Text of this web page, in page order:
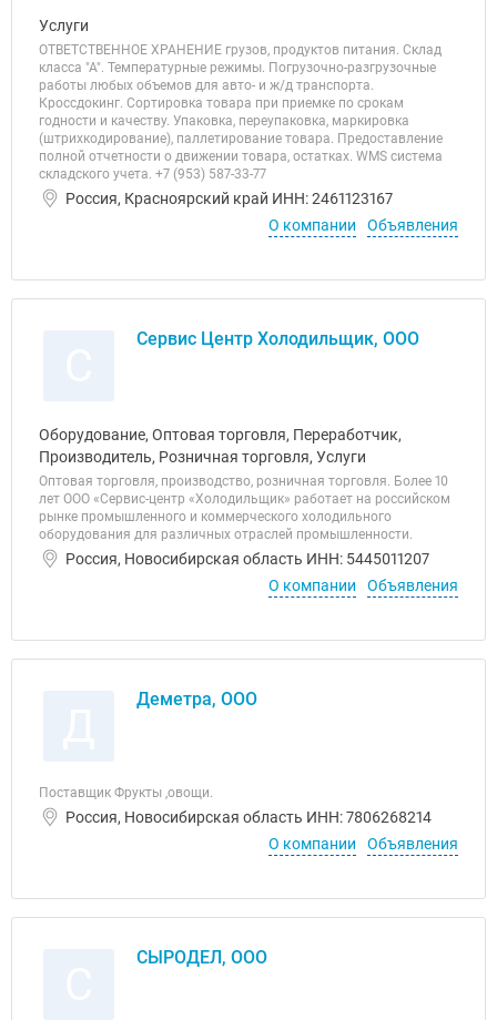
Услуги
ОТВЕТСТВЕННОЕ ХРАНЕНИЕ грузов, продуктов питания. Склад
класса "А". Температурные режимы. Погрузочно-разгрузочные
работы любых объемов для авто- и ж/д транспорта.
Кроссдокинг. Сортировка товара при приемке по срокам
годности и качеству. Упаковка, переупаковка, маркировка
(штрихкодирование), паллетирование товара. Предоставление
полной отчетности о движении товара, остатках. WMS система
складского учета. +7 (953) 587-33-77
Россия, Красноярский край ИНН: 2461123167
О компании
Объявления
Сервис Центр Холодильщик, ООО
Оборудование, Оптовая торговля, Переработчик,
Производитель, Розничная торговля, Услуги
Оптовая торговля, производство, розничная торговля. Более 10
лет ООО «Сервис-центр «Холодильщик» работает на российском
рынке промышленного и коммерческого холодильного
оборудования для различных отраслей промышленности.
Россия, Новосибирская область ИНН: 5445011207
О компании
Объявления
Деметра, ООО
Поставщик Фрукты ,овощи.
Россия, Новосибирская область ИНН: 7806268214
О компании
Объявления
СЫРОДЕЛ, ООО